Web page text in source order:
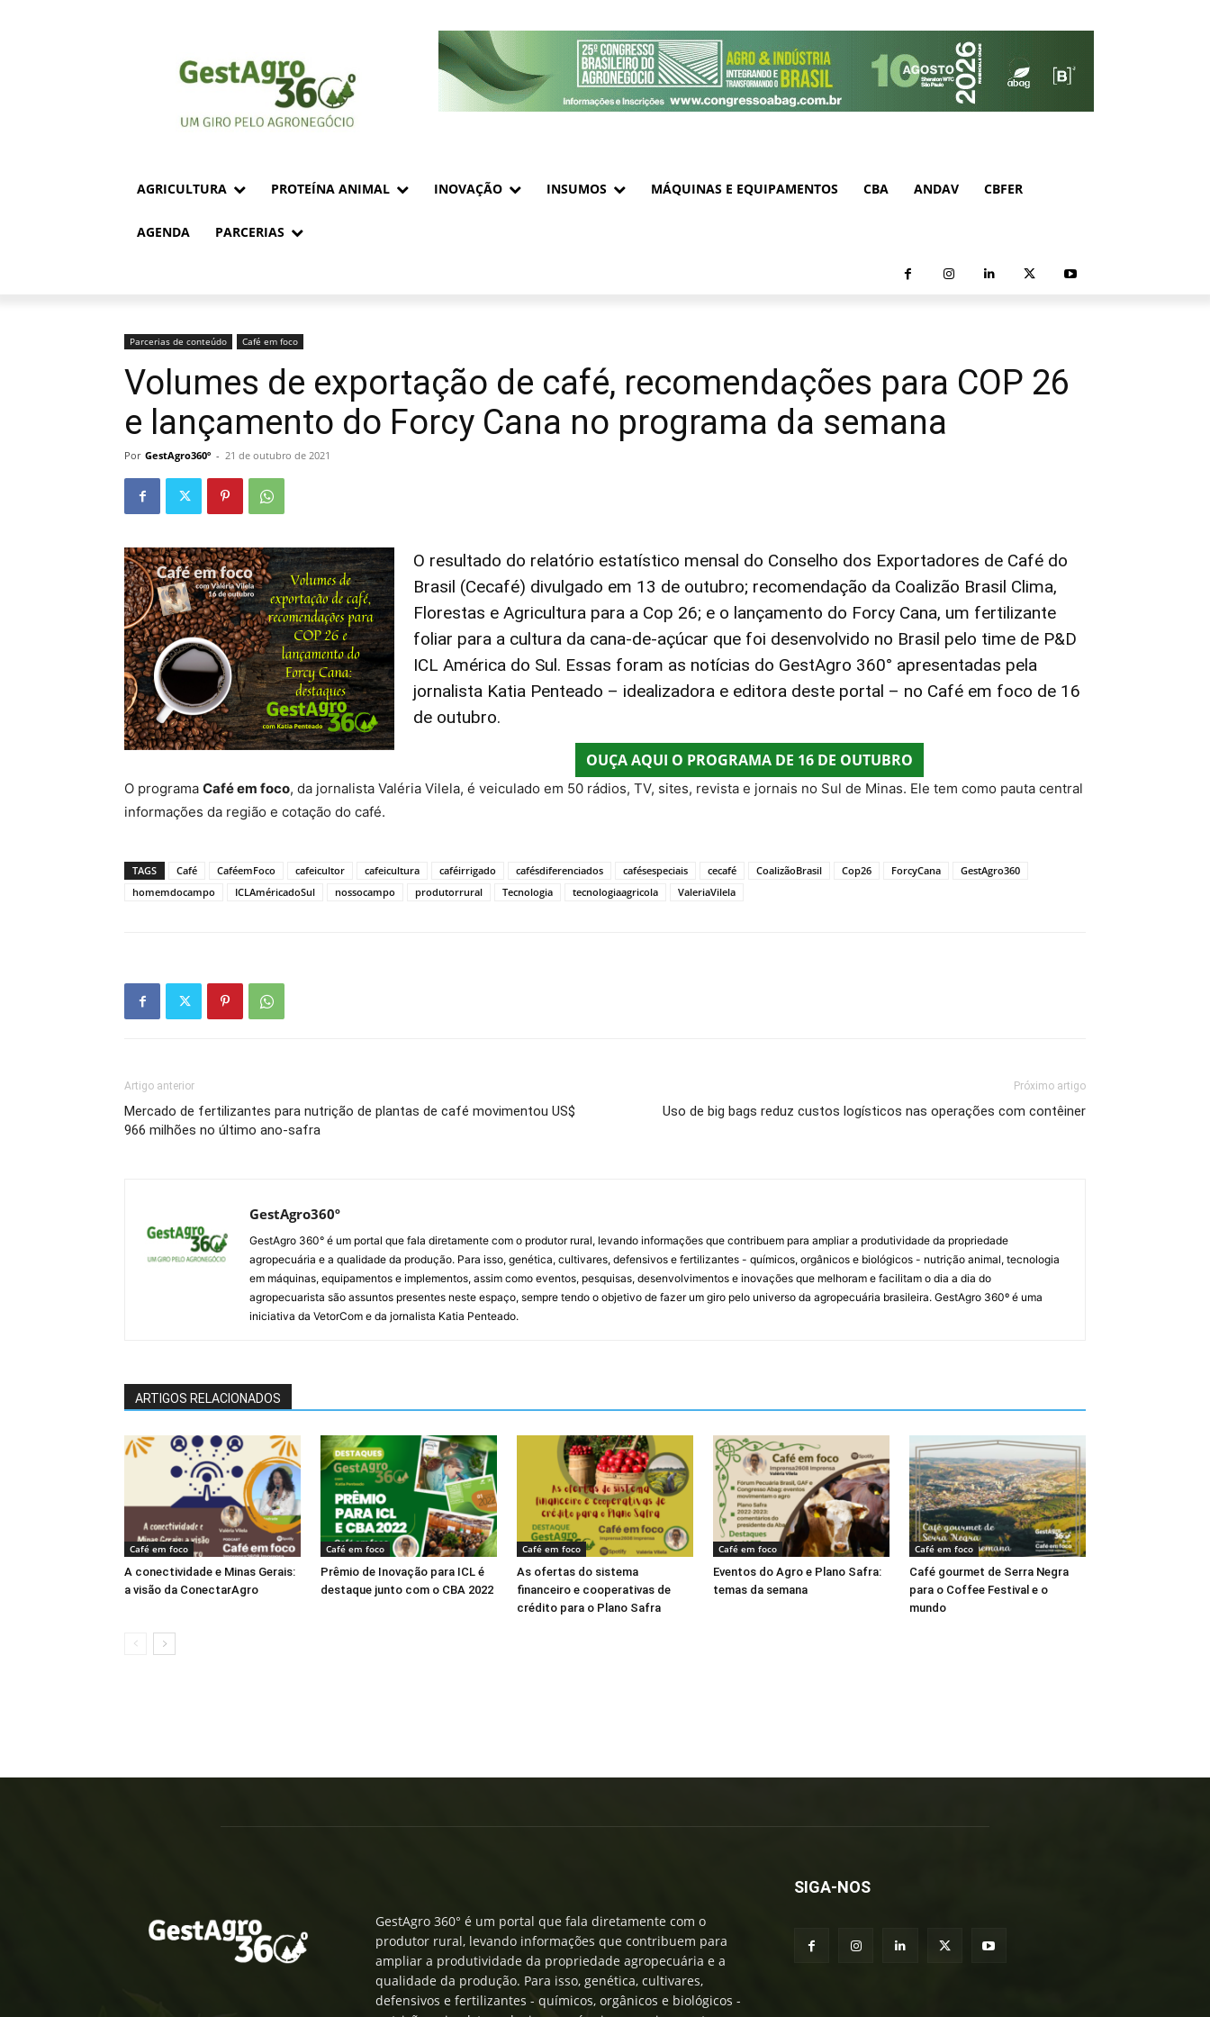
AGRICULTURA PROTEÍNA ANIMAL INOVAÇÃO INSUMOS MÁQUINAS E EQUIPAMENTOS CBA ANDAV CBFER
AGENDA PARCERIAS
Parcerias de conteúdo Café em foco
Volumes de exportação de café, recomendações para COP 26
e lançamento do Forcy Cana no programa da semana
Por GestAgro360º - 21 de outubro de 2021
O resultado do relatório estatístico mensal do Conselho dos Exportadores de Café do
Brasil (Cecafé) divulgado em 13 de outubro; recomendação da Coalizão Brasil Clima,
Florestas e Agricultura para a Cop 26; e o lançamento do Forcy Cana, um fertilizante
foliar para a cultura da cana-de-açúcar que foi desenvolvido no Brasil pelo time de P&D
ICL América do Sul. Essas foram as notícias do GestAgro 360° apresentadas pela
jornalista Katia Penteado – idealizadora e editora deste portal – no Café em foco de 16
de outubro.
OUÇA AQUI O PROGRAMA DE 16 DE OUTUBRO
O programa Café em foco, da jornalista Valéria Vilela, é veiculado em 50 rádios, TV, sites, revista e jornais no Sul de Minas. Ele tem como pauta central
informações da região e cotação do café.
TAGS Café CaféemFoco cafeicultor cafeicultura caféirrigado cafésdiferenciados cafésespeciais cecafé CoalizãoBrasil Cop26 ForcyCana
GestAgro360
homemdocampo
ICLAméricadoSul nossocampo produtorrural Tecnologia tecnologiaagricola ValeriaVilela
Artigo anterior
Mercado de fertilizantes para nutrição de plantas de café movimentou US$
966 milhões no último ano-safra
Próximo artigo
Uso de big bags reduz custos logísticos nas operações com contêiner
GestAgro360º
GestAgro 360° é um portal que fala diretamente com o produtor rural, levando informações que contribuem para ampliar a produtividade da propriedade
agropecuária e a qualidade da produção. Para isso, genética, cultivares, defensivos e fertilizantes - químicos, orgânicos e biológicos - nutrição animal, tecnologia
em máquinas, equipamentos e implementos, assim como eventos, pesquisas, desenvolvimentos e inovações que melhoram e facilitam o dia a dia do
agropecuarista são assuntos presentes neste espaço, sempre tendo o objetivo de fazer um giro pelo universo da agropecuária brasileira. GestAgro 360º é uma
iniciativa da VetorCom e da jornalista Katia Penteado.
ARTIGOS RELACIONADOS
Café em foco
A conectividade e Minas Gerais:
a visão da ConectarAgro
Café em foco
Prêmio de Inovação para ICL é
destaque junto com o CBA 2022
Café em foco
As ofertas do sistema
financeiro e cooperativas de
crédito para o Plano Safra
Café em foco
Eventos do Agro e Plano Safra:
temas da semana
Café em foco
Café gourmet de Serra Negra
para o Coffee Festival e o
mundo
GestAgro 360° é um portal que fala diretamente com o
produtor rural, levando informações que contribuem para
ampliar a produtividade da propriedade agropecuária e a
qualidade da produção. Para isso, genética, cultivares,
defensivos e fertilizantes - químicos, orgânicos e biológicos -
SIGA-NOS